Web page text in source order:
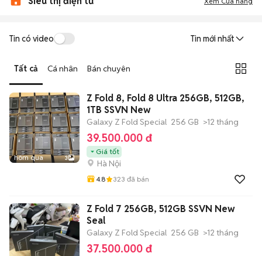
Giao dịch minh bạch: Việc gặp gỡ trực tiếp giúp người mua
tin đăng.
địa điểm giao nhận, chốt giao dịch nhanh chóng khi đạt được
Tin có video Tin mới nhất
Tất cả Cá nhân Bán chuyên
hôm qua 3
Z Fold 8, Fold 8 Ultra 256GB, 512GB,
1TB SSVN New
Galaxy Z Fold Special 256 GB >12 tháng
39.500.000 đ
Giá tốt
Hà Nội
4.8 323 đã bán
Z Fold 7 256GB, 512GB SSVN New
Seal
Galaxy Z Fold Special 256 GB >12 tháng
37.500.000 đ